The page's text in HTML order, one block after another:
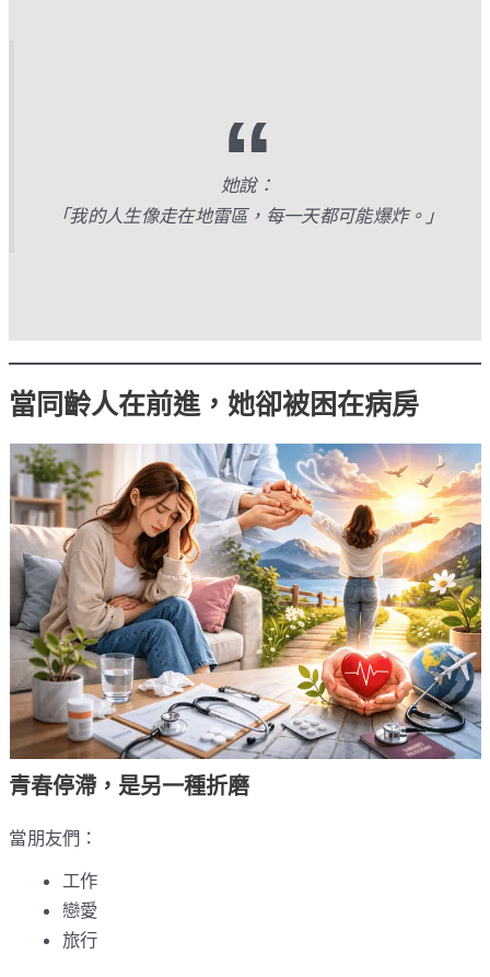
她說：
「我的人生像走在地雷區，每一天都可能爆炸。」
當同齡人在前進，她卻被困在病房
青春停滯，是另一種折磨
當朋友們：
工作
戀愛
旅行